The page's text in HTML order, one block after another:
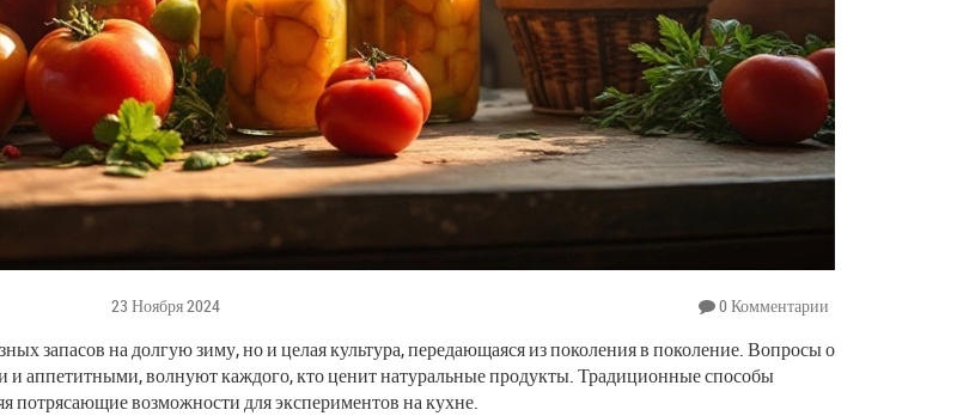
23 Ноября 2024 0 Комментарии
запасов на долгую зиму, но и целая культура, передающаяся из поколения в поколение. Вопросы о
и аппетитными, волнуют каждого, кто ценит натуральные продукты. Традиционные способы
потрясающие возможности для экспериментов на кухне.